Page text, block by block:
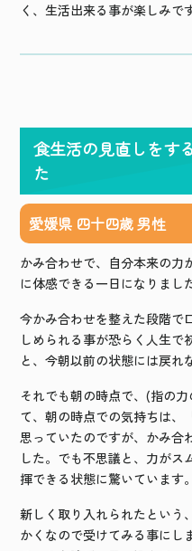
く、生活出来る事が楽しみで
食生活の見直しをす
た
愛媛県 四十四歳 男性
かみ合わせで、自分本来の力
に体感できる一日になりまし
今かみ合わせを整えた段階で
しめられる事が恐らく人生で
と、今朝以前の状態には戻れ
それでも朝の時点で、(指の力
て、朝の時点での気持ちは、
思っていたのですが、かみ合
した。でも不思議と、力がス
揮できる状態に驚いています。
新しく取り入れられたという
かくなので受けてみる事にし